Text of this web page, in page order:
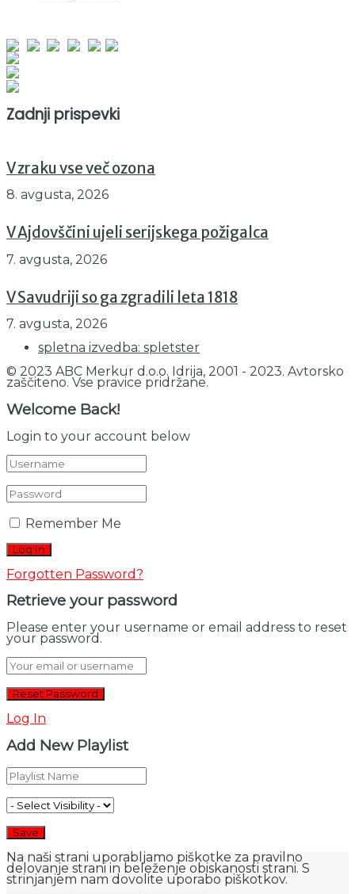
Zadnji prispevki
V zraku vse več ozona
8. avgusta, 2026
V Ajdovščini ujeli serijskega požigalca
7. avgusta, 2026
V Savudriji so ga zgradili leta 1818
7. avgusta, 2026
spletna izvedba: spletster
© 2023 ABC Merkur d.o.o. Idrija, 2001 - 2023. Avtorsko
zaščiteno. Vse pravice pridržane.
Welcome Back!
Login to your account below
Remember Me
Forgotten Password?
Retrieve your password
Please enter your username or email address to reset
your password.
Log In
Add New Playlist
Na naši strani uporabljamo piškotke za pravilno
delovanje strani in beleženje obiskanosti strani. S
strinjanjem nam dovolite uporabo piškotkov.